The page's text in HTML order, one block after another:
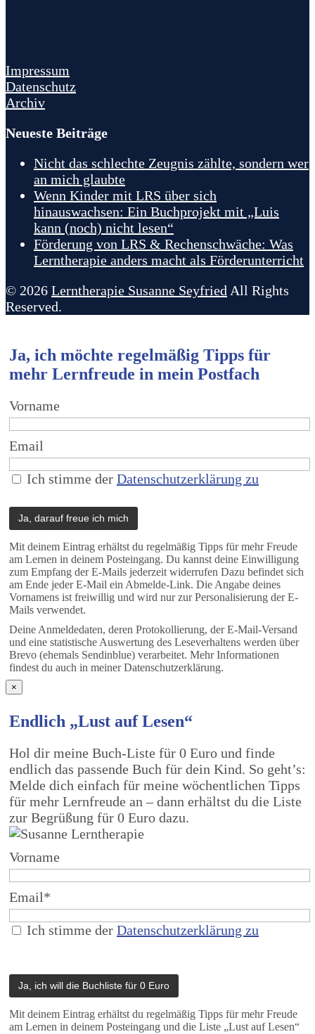
Impressum
Datenschutz
Archiv
Neueste Beiträge
Nicht das schlechte Zeugnis zählte, sondern wer
an mich glaubte
Wenn Kinder mit LRS über sich
hinauswachsen: Ein Buchprojekt mit „Luis
kann (noch) nicht lesen“
Förderung von LRS & Rechenschwäche: Was
Lerntherapie anders macht als Förderunterricht
© 2026 Lerntherapie Susanne Seyfried All Rights
Reserved.
Ja, ich möchte regelmäßig Tipps für
mehr Lernfreude in mein Postfach
Vorname
Email
Ich stimme der Datenschutzerklärung zu
Mit deinem Eintrag erhältst du regelmäßig Tipps für mehr Freude
am Lernen in deinem Posteingang. Du kannst deine Einwilligung
zum Empfang der E-Mails jederzeit widerrufen Dazu befindet sich
am Ende jeder E-Mail ein Abmelde-Link. Die Angabe deines
Vornamens ist freiwillig und wird nur zur Personalisierung der E-
Mails verwendet.
Deine Anmeldedaten, deren Protokollierung, der E-Mail-Versand
und eine statistische Auswertung des Leseverhaltens werden über
Brevo (ehemals Sendinblue) verarbeitet. Mehr Informationen
findest du auch in meiner Datenschutzerklärung.
×
Endlich „Lust auf Lesen“
Hol dir meine Buch-Liste für 0 Euro und finde
endlich das passende Buch für dein Kind. So geht’s:
Melde dich einfach für meine wöchentlichen Tipps
für mehr Lernfreude an – dann erhältst du die Liste
zur Begrüßung für 0 Euro dazu.
Vorname
Email*
Ich stimme der Datenschutzerklärung zu
Mit deinem Eintrag erhältst du regelmäßig Tipps für mehr Freude
am Lernen in deinem Posteingang und die Liste „Lust auf Lesen“